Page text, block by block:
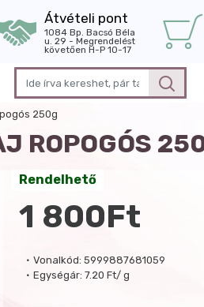
Átvételi pont
1084 Bp. Bacsó Béla
u. 29 - Megrendelést
követően H-P 10-17
250g
ROPOGÓS
Vonalkód: 5999887681059
Egységár: 7.20 Ft/ g
Rendelhető
1 800Ft